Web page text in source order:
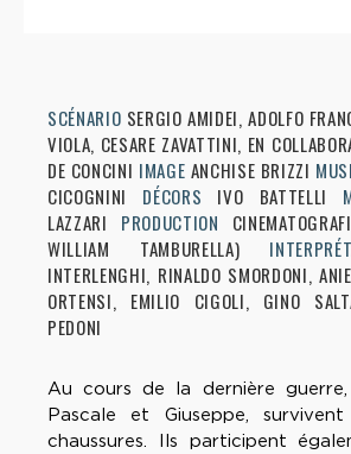
SCÉNARIO SERGIO AMIDEI, ADOLFO
VIOLA, CESARE ZAVATTINI, EN
DE CONCINI IMAGE ANCHISE BRIZZI
CICOGNINI DÉCORS IVO BATTELLI
LAZZARI PRODUCTION
WILLIAM TAMBURELLA)
INTERLENGHI, RINALDO SMORDONI,
ORTENSI, EMILIO CIGOLI, GINO
PEDONI
Au cours de la dernière
Pascale et Giuseppe,
chaussures. Ils participent